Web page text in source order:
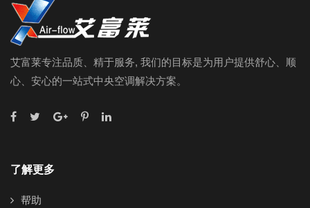
艾富莱专注品质、精于服务, 我们的目标是为用户提供舒心、顺
心、安心的一站式中央空调解决方案。
了解更多
帮助